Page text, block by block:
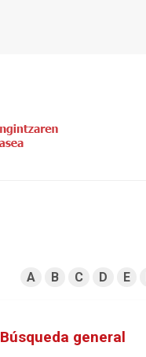
A B C D E
Búsqueda general